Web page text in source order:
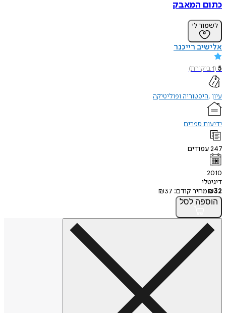
כתום המאבק
לשמור לי
אלישיב רייכנר
5
(
1ביקורת)
עיון היסטוריה ופוליטיקה
ידיעות ספרים
247עמודים
2010
דיגיטלי
₪32 מחיר קודם: ₪37
הוספה לסל